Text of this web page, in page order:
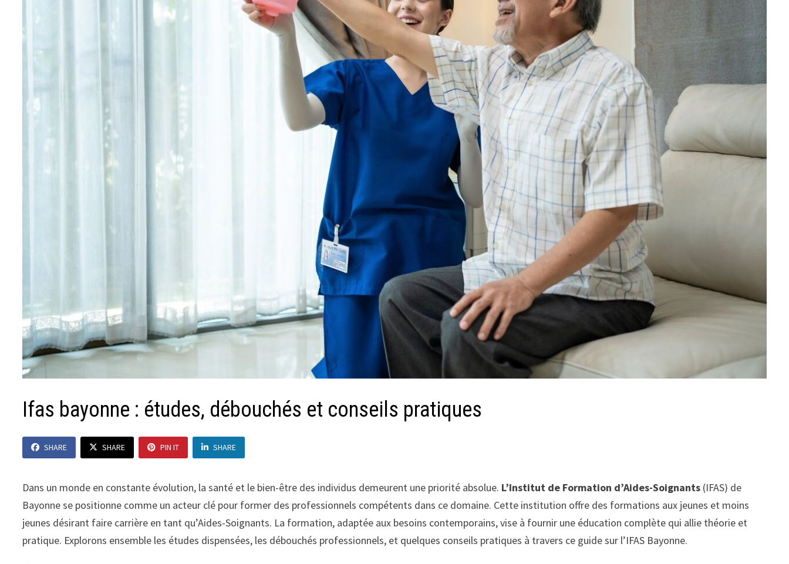
Ifas bayonne : études, débouchés et conseils pratiques
SHARE SHARE PIN IT SHARE
Dans un monde en constante évolution, la santé et le bien-être des individus demeurent une priorité absolue. L’Institut de Formation d’Aides-Soignants (IFAS) de
Bayonne se positionne comme un acteur clé pour former des professionnels compétents dans ce domaine. Cette institution offre des formations aux jeunes et moins
jeunes désirant faire carrière en tant qu’Aides-Soignants. La formation, adaptée aux besoins contemporains, vise à fournir une éducation complète qui allie théorie et
pratique. Explorons ensemble les études dispensées, les débouchés professionnels, et quelques conseils pratiques à travers ce guide sur l’IFAS Bayonne.